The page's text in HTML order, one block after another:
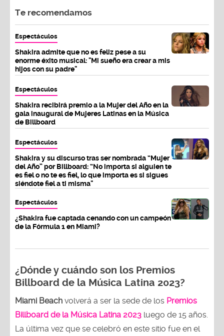
Te recomendamos
Espectáculos
Shakira admite que no es feliz pese a su
enorme éxito musical: "Mi sueño era crear a mis
hijos con su padre"
Espectáculos
Shakira recibirá premio a la Mujer del Año en la
gala inaugural de Mujeres Latinas en la Música
de Billboard
Espectáculos
Shakira y su discurso tras ser nombrada “Mujer
del Año” por Billboard: “No importa si alguien te
es fiel o no te es fiel, lo que importa es si sigues
siéndote fiel a ti misma"
Espectáculos
¿Shakira fue captada cenando con un campeón
de la Fórmula 1 en Miami?
¿Dónde y cuándo son los Premios
Billboard de la Música Latina 2023?
Miami Beach volverá a ser la sede de los Premios
Billboard de la Música Latina 2023 luego de 15 años.
La última vez que se celebró en este sitio fue en el